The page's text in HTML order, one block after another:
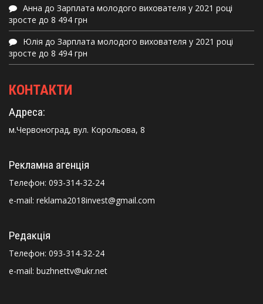
Анна до Зарплата молодого вихователя у 2021 році
зросте до 8 494 грн
Юлія до Зарплата молодого вихователя у 2021 році
зросте до 8 494 грн
КОНТАКТИ
Адреса:
м.Червоноград, вул. Корольова, 8
Рекламна агенція
Телефон: 093-314-32-24
e-mail: reklama2018invest@gmail.com
Редакція
Телефон: 093-314-32-24
e-mail: buzhnettv@ukr.net